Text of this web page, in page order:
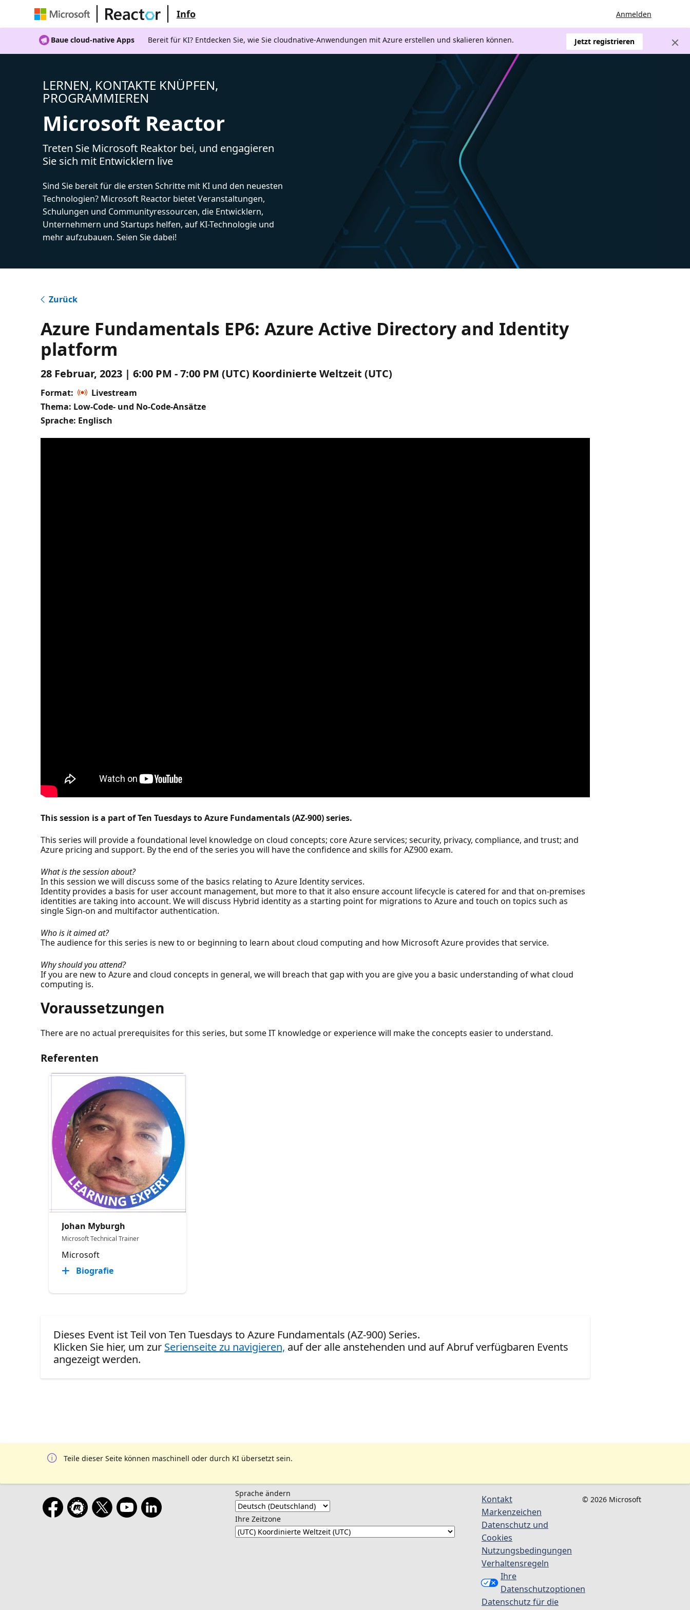
Info Anmelden
Baue cloud-native Apps Bereit für KI? Entdecken Sie, wie Sie cloudnative-Anwendungen mit Azure erstellen und skalieren können. Jetzt registrieren
LERNEN, KONTAKTE KNÜPFEN,
PROGRAMMIEREN
Microsoft Reactor
Treten Sie Microsoft Reaktor bei, und engagieren
Sie sich mit Entwicklern live
Sind Sie bereit für die ersten Schritte mit KI und den neuesten
Technologien? Microsoft Reactor bietet Veranstaltungen,
Schulungen und Communityressourcen, die Entwicklern,
Unternehmern und Startups helfen, auf KI-Technologie und
mehr aufzubauen. Seien Sie dabei!
Zurück
Azure Fundamentals EP6: Azure Active Directory and Identity
platform
28 Februar, 2023 | 6:00 PM - 7:00 PM (UTC) Koordinierte Weltzeit (UTC)
Format:
Livestream
Thema: Low-Code- und No-Code-Ansätze
Sprache: Englisch
This session is a part of Ten Tuesdays to Azure Fundamentals (AZ-900) series.
This series will provide a foundational level knowledge on cloud concepts; core Azure services; security, privacy, compliance, and trust; and
Azure pricing and support. By the end of the series you will have the confidence and skills for AZ900 exam.
What is the session about?
In this session we will discuss some of the basics relating to Azure Identity services.
Identity provides a basis for user account management, but more to that it also ensure account lifecycle is catered for and that on-premises
identities are taking into account. We will discuss Hybrid identity as a starting point for migrations to Azure and touch on topics such as
single Sign-on and multifactor authentication.
Who is it aimed at?
The audience for this series is new to or beginning to learn about cloud computing and how Microsoft Azure provides that service.
Why should you attend?
If you are new to Azure and cloud concepts in general, we will breach that gap with you are give you a basic understanding of what cloud
computing is.
Voraussetzungen
There are no actual prerequisites for this series, but some IT knowledge or experience will make the concepts easier to understand.
Referenten
Johan Myburgh
Microsoft Technical Trainer
Microsoft
Biografie
Dieses Event ist Teil von Ten Tuesdays to Azure Fundamentals (AZ-900) Series.
Klicken Sie hier, um zur Serienseite zu navigieren, auf der alle anstehenden und auf Abruf verfügbaren Events
angezeigt werden.
Teile dieser Seite können maschinell oder durch KI übersetzt sein.
Sprache ändern
Ihre Zeitzone
Kontakt
Markenzeichen
Datenschutz und
Cookies
Nutzungsbedingungen
Verhaltensregeln
Ihre
Datenschutzoptionen
Datenschutz für die
© 2026 Microsoft